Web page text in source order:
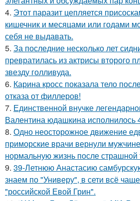
4. Этот паразит цепляется
кишечник и месяцами или годами
себя не выдавать.
5. За последние несколько лет
превратилась из актрисы второго
звезду голливуда.
6. Карина кросс показала тело
отказа от филлеров!
7. Единственной внучке
Валентина юдашкина исполнилось
8. Одно неосторожное движение
приморские врачи вернули
нормальную жизнь после
9. 39-Летнюю Анастасию
знаем по "Универу", в сети всё
"российской Евой Грин".